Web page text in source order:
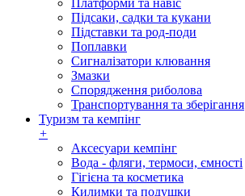
Платформи та навіс
Підсаки, садки та кукани
Підставки та род-поди
Поплавки
Сигналізатори клювання
Змазки
Спорядження риболова
Транспортування та зберігання
Туризм та кемпінг
+
Аксесуари кемпінг
Вода - фляги, термоси, ємності
Гігієна та косметика
Килимки та подушки